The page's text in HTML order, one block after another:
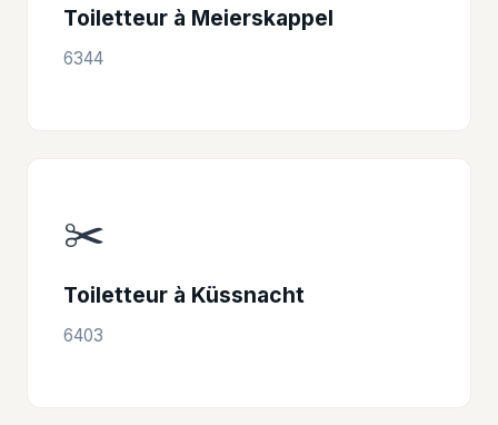
Toiletteur à Meierskappel
6344
✂️
Toiletteur à Küssnacht
6403